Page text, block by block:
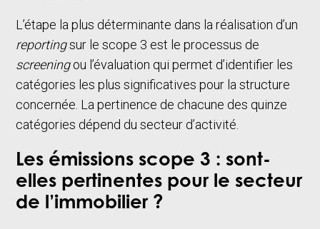
L’étape la plus déterminante dans la réalisation d’un
reportingsur le scope 3 est le processus de
screeningou l’évaluation qui permet d’identifier les
catégories les plus significatives pour la structure
concernée. La pertinence de chacune des quinze
catégories dépend du secteur d’activité.
Les émissions scope 3 : sont-
elles pertinentes pour le secteur
de l’immobilier ?